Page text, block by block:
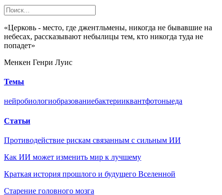
«Церковь - место, где джентльмены, никогда не бывавшие на
небесах, рассказывают небылицы тем, кто никогда туда не
попадет»
Менкен Генри Луис
Темы
нейробиологиобразованиебактерииквантфотоныеда
Статьи
Противодействие рискам связанным с сильным ИИ
Как ИИ может изменить мир к лучшему
Краткая история прошлого и будущего Вселенной
Старение головного мозга